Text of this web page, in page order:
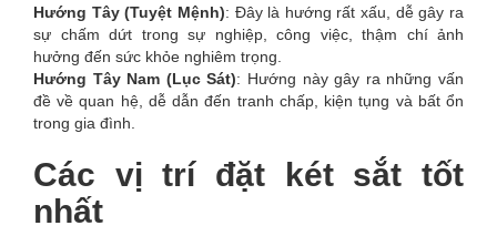
Hướng Tây (Tuyệt Mệnh): Đây là hướng rất xấu, dễ gây ra
sự chấm dứt trong sự nghiệp, công việc, thậm chí ảnh
hưởng đến sức khỏe nghiêm trọng.
Hướng Tây Nam (Lục Sát): Hướng này gây ra những vấn
đề về quan hệ, dễ dẫn đến tranh chấp, kiện tụng và bất ổn
trong gia đình.
Các vị trí đặt két sắt tốt
nhất